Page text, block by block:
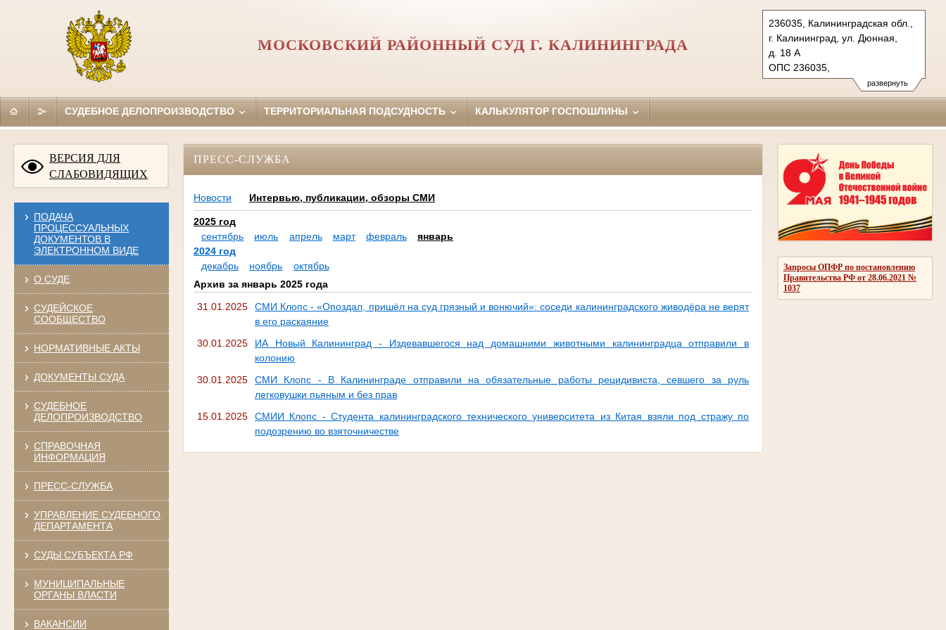
развернуть
236035, Калининградская обл.,
г. Калининград, ул. Дюнная,
д. 18 А
ОПС 236035,
бокс №5063 г. Калининград
Тел.: (4012) 60-56-60, 60-56-
moskovsky.kln@sudrf.ru
МОСКОВСКИЙ РАЙОННЫЙ СУД Г. КАЛИНИНГРАДА
СУДЕБНОЕ ДЕЛОПРОИЗВОДСТВО ТЕРРИТОРИАЛЬНАЯ ПОДСУДНОСТЬ КАЛЬКУЛЯТОР ГОСПОШЛИНЫ
ВЕРСИЯ ДЛЯ
СЛАБОВИДЯЩИХ
ПОДАЧА
ПРОЦЕССУАЛЬНЫХ
ДОКУМЕНТОВ В
ЭЛЕКТРОННОМ ВИДЕ
О СУДЕ
СУДЕЙСКОЕ
СООБЩЕСТВО
НОРМАТИВНЫЕ АКТЫ
ДОКУМЕНТЫ СУДА
СУДЕБНОЕ
ДЕЛОПРОИЗВОДСТВО
СПРАВОЧНАЯ
ИНФОРМАЦИЯ
ПРЕСС-СЛУЖБА
УПРАВЛЕНИЕ СУДЕБНОГО
ДЕПАРТАМЕНТА
СУДЫ СУБЪЕКТА РФ
МУНИЦИПАЛЬНЫЕ
ОРГАНЫ ВЛАСТИ
ВАКАНСИИ
Запросы ОПФР по постановлению
Правительства РФ от 28.06.2021 №
1037
ПРЕСС-СЛУЖБА
Новости Интервью, публикации, обзоры СМИ
2025 год
сентябрь
июль апрель март февраль
январь
2024 год
декабрь
ноябрь
октябрь
Архив за январь 2025 года
31.01.2025
СМИ Клопс - «Опоздал, пришёл на суд грязный и вонючий»: соседи калининградского живодёра не верят
в его раскаяние
30.01.2025
ИА Новый Калининград - Издевавшегося над домашними животными калининградца отправили в
колонию
30.01.2025
СМИ Клопс - В Калининграде отправили на обязательные работы рецидивиста, севшего за руль
легковушки пьяным и без прав
15.01.2025
СМИИ Клопс - Студента калининградского технического университета из Китая взяли под стражу по
подозрению во взяточничестве